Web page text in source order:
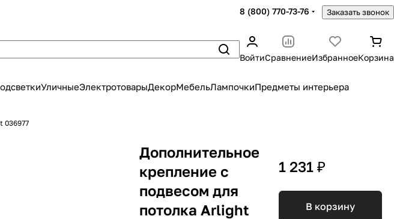
8 (800) 770-73-76 Заказать звонок
ВойтиСравнениеИзбранноеКорзина
УличныеЭлектротоварыДекорМебельЛампочкиПредметы интерьера
036977
Дополнительное
крепление с
подвесом для
потолка Arlight
1 231 ₽
В корзину